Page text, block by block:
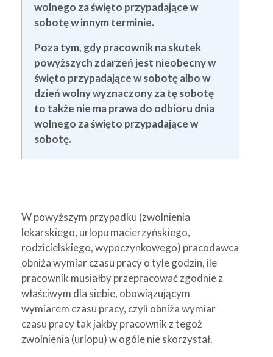
wolnego za święto przypadające w
sobotę w innym terminie.
Poza tym, gdy pracownik na skutek
powyższych zdarzeń jest nieobecny w
święto przypadające w sobotę albo w
dzień wolny wyznaczony za tę sobotę
to także nie ma prawa do odbioru dnia
wolnego za święto przypadające w
sobotę.
W powyższym przypadku (zwolnienia
lekarskiego, urlopu macierzyńskiego,
rodzicielskiego, wypoczynkowego) pracodawca
obniża wymiar czasu pracy o tyle godzin, ile
pracownik musiałby przepracować zgodnie z
właściwym dla siebie, obowiązującym
wymiarem czasu pracy, czyli obniża wymiar
czasu pracy tak jakby pracownik z tegoż
zwolnienia (urlopu) w ogóle nie skorzystał.